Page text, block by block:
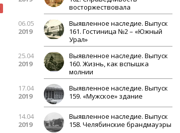
восторжествовала
06.05
2019
Выявленное наследие. Выпуск
161. Гостиница №2 – «Южный
Урал»
25.04
2019
Выявленное наследие. Выпуск
160. Жизнь, как вспышка
молнии
17.04
2019
Выявленное наследие. Выпуск
159. «Мужское» здание
14.04
2019
Выявленное наследие. Выпуск
158. Челябинские брандмауэры